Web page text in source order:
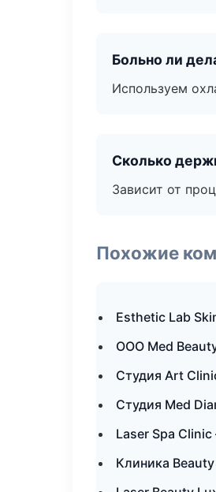
Больно ли
Используем
Сколько
Зависит от
Похожие
Esthetic Lab
ООО Med
Студия Art
Студия Med
Laser Spa
Клиника